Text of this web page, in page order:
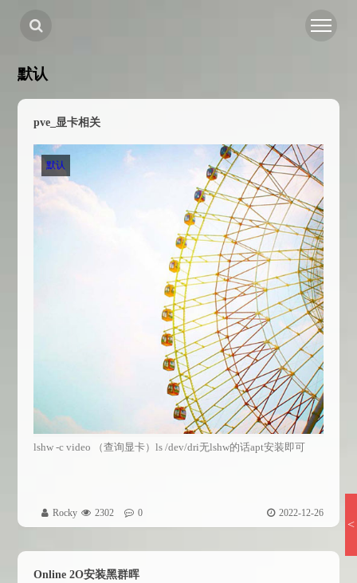
默认
pve_显卡相关
lshw -c video （查询显卡）ls /dev/dri无lshw的话apt安装即可
Rocky 2302 0 2022-12-26
默认
Online 2O安装黑群晖
<